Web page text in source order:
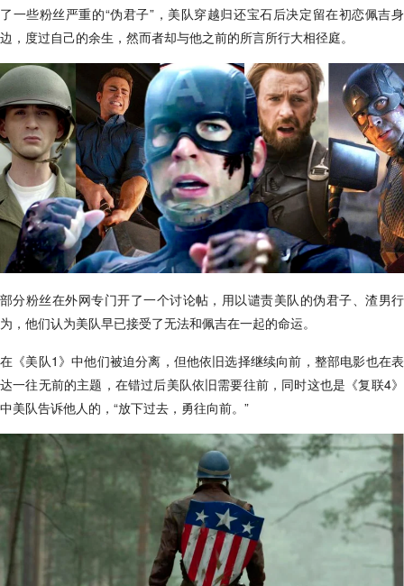
了一些粉丝严重的“伪君子”，美队穿越归还宝石后决定留在初恋佩吉身
边，度过自己的余生，然而者却与他之前的所言所行大相径庭。
部分粉丝在外网专门开了一个讨论帖，用以谴责美队的伪君子、渣男行
为，他们认为美队早已接受了无法和佩吉在一起的命运。
在《美队1》中他们被迫分离，但他依旧选择继续向前，整部电影也在表
达一往无前的主题，在错过后美队依旧需要往前，同时这也是《复联4》
中美队告诉他人的，“放下过去，勇往向前。”